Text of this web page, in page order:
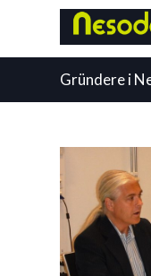
Gründere i